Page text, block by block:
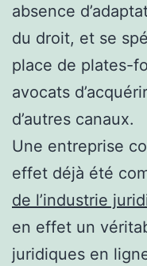
absence
du droit, et se
place de plates-
avocats
d’autres canaux.
Une entreprise
effet déjà été
de l’industrie
en effet un
juridiques en